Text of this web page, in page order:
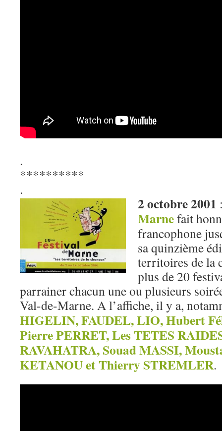
.
**********
.
2 octobre 2001
Marnefait
francophone
sa quinzième
territoires de la
plus de 20
parrainer chacun une ou plusieurs
Val-de-Marne. A l’affiche, il y a,
HIGELIN, FAUDEL, LIO, Hubert
Pierre PERRET, Les TETES
RAVAHATRA, Souad MASSI,
KETANOU et Thierry STREMLER.